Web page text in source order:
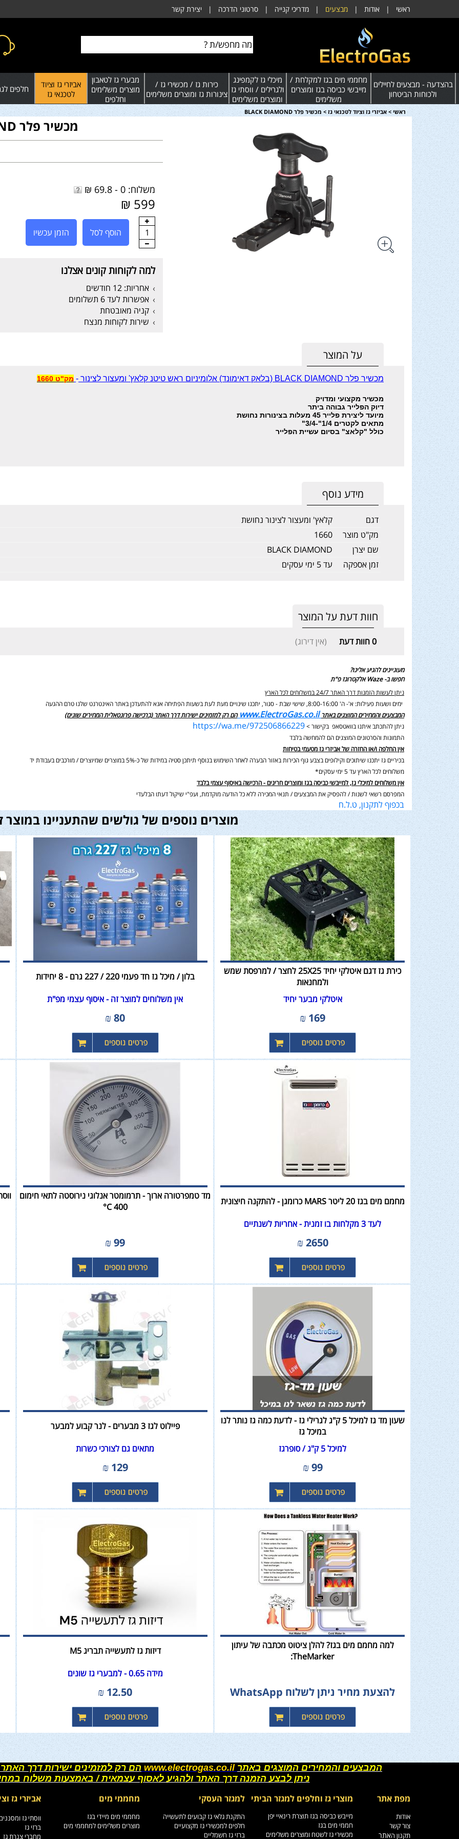
ראשי | אודות | מבצעים | מדריכי קנייה | סרטוני הדרכה | יצירת קשר
בהצדעה - מבצעים לחיילים
ולכוחות הביטחון
מחממי מים בגז למקלחת /
מייבשי כביסה בגז ומוצרים
משלימים
מיכלי גז לקמפינג
ולגרילים / ווסתי גז
ומוצרים משלימים
כירות גז / מכשירי גז /
צינורות גז ומוצרים משלימים
מבערי גז לטאבון
מוצרים משלימים
וחלפים
אביזרי גז וציוד
לטכנאי גז
חלפים
ראשי > אביזרי גז וציוד לטכנאי גז > מכשיר פלר BLACK DIAMOND
מכשיר פלר BLACK DIAMOND
משלוח: 0 - 69.8 ₪
599 ₪
1 הוסף לסל הזמן עכשיו
למה לקוחות קונים אצלנו
אחריות: 12 חודשים
אפשרות לעד 6 תשלומים
קניה מאובטחת
שירות לקוחות מנצח
על המוצר
מכשיר פלר BLACK DIAMOND (בלאק דאימונד) אלומיניום ראש טיטנ קלאץ' ומעצור לצינור - מק"ט 1660
מכשיר מקצועי ומדויק
דיוק הפלייר גבוהה ביתר
מיועד ליצירת פלייר 45 מעלות בצינורות נחושת
מתאים לקטרים 1/4"-3/4"
כולל "קלאצ" בסיום עשיית הפלייר
מידע נוסף
דגם
קלאץ' ומעצור לצינור נחושת
מק"ט מוצר
1660
שם יצרן
BLACK DIAMOND
זמן אספקה
עד 5 ימי עסקים
חוות דעת על המוצר
0חוות דעת (אין דירוג)
מעוניינים להגיע אלינו?
חפשו ב- Waze אלקטרוגז פ"ת
ניתן לעשות הזמנות דרך האתר 24/7 במשלוחים לכל הארץ
ימים ושעות פעילות: א'- ה' 8:00-16:00, שישי שבת - סגור,
יתכנו שינויים מעת לעת בשעות הפתיחה אנא להתעדכן באתר האינטרנט שלנו טרם ההגעה
המבצעים והמחירים המוצגים באתר www.ElectroGas.co.il הם רק למזמינים ישירות דרך האתר (ברכישה פרונטאלית המחירים שונים)
ניתן להתכתב איתנו בוואטסאפ בקישור >https://wa.me/972506866229
התמונות והסרטונים המוצגים הם להמחשה בלבד
אין החלפה ו/או החזרה של אביזרי גז מטעמי בטיחות
בכיריים גז יתכנו שיתוכים וקילופים בצבע גוף הכירות באזור הבערה לאחר השימוש בנוסף תיתכן סטיה במידות של כ-5% במוצרים שמיוצרים / מורכבים בעבודת יד
משלוחים לכל הארץ עד 5 ימי עסקים*
אין משלוחים למיכלי גז, למייבשי כביסה בגז ומוצרים חריגים - הרכישה באיסוף עצמי בלבד
המפרסם רשאי לשנות / להפסיק את המבצעים / תנאי המכירה ללא כל הודעה מוקדמת, ועפ"י שיקול דעתו הבלעדי
בכפוף לתקנון, ט.ל.ח
מוצרים נוספים של גולשים שהתעניינו במוצר
כירת גז דגם איטלקי יחיד 25X25 לחצר / למרפסת שמש
ולמחנאות
איטלקי מבער יחיד
169
₪
בלון / מיכל גז חד פעמי 220 / 227 גרם - 8 יחידות
אין משלוחים למוצר זה - איסוף עצמי מפ"ת
80
₪
מחמם מים בגז 20 ליטר MARS כרומגן - להתקנה חיצונית
לעד 3 מקלחות בו זמנית - אחריות לשנתיים
2650
₪
מד טמפרטורה ארוך - תרמומטר אנלוגי נירוסטה לתאי חימום
400 C°
99
₪
שעון מד גז למיכל 5 ק"ג לגרילי גז - לדעת כמה גז נותר לנו
במיכל גז
למיכל 5 ק"ג / סופרגז
99
₪
פיילוט לגז 3 מבערים - לנר קבוע למבער
מתאים גם לצורכי כשרות
129
₪
למה מחמם מים בגז? להלן ציטוט מכתבה של עיתון
TheMarker:
להצעת מחיר ניתן לשלוח WhatsApp
דיזות גז לתעשייה תבריג M5
מידה 0.65 - למבערי גז שונים
12.50
₪
המבצעים והמחירים המוצגים באתר www.electrogas.co.il הם רק למזמינים ישירות דרך
ניתן לבצע הזמנה דרך האתר ולהגיע לאסוף עצמאית / באמצעות משלוח
מפת אתר מוצרי גז וחלפים למגזר הביתי למגזר העסקי מחממי מים אביזרי גז
אודות
צור קשר
תקנון האתר
מייבש כביסה בגז תוצרת רינאיי יפן
חממי מים בגז
מכשירי גז לשטח ומוצרים משלימים
התקנת גלאי גז קבועים לתעשייה
חלפים למכשירי גז מקצועיים
ברזי גז חשמליים
מחממי מים מיידי בגז
מוצרים משלימים למחממי מים
ווסתי גז
ברזי גז
מחברי צנרת גז